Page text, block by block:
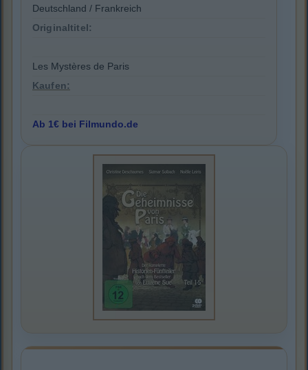
Deutschland / Frankreich
Originaltitel:
Les Mystères de Paris
Kaufen:
Ab 1€ bei Filmundo.de